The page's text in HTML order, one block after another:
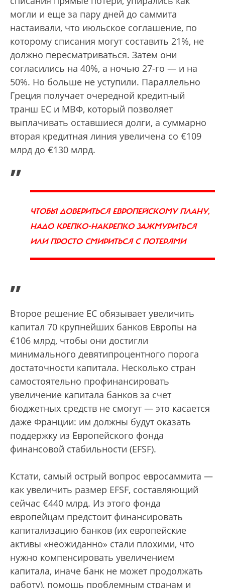
могли и еще за пару дней до саммита
настаивали, что июльское соглашение, по
которому списания могут составить 21%, не
должно пересматриваться. Затем они
согласились на 40%, а ночью 27-го — и на
50%. Но больше не уступили. Параллельно
Греция получает очередной кредитный
транш ЕС и МВФ, который позволяет
выплачивать оставшиеся долги, а суммарно
вторая кредитная линия увеличена со €109
млрд до €130 млрд.
„
ЧТОБЫ ДОВЕРИТЬСЯ ЕВРОПЕЙСКОМУ ПЛАНУ,
НАДО КРЕПКО-НАКРЕПКО ЗАЖМУРИТЬСЯ
ИЛИ ПРОСТО СМИРИТЬСЯ С ПОТЕРЯМИ
”
Второе решение ЕС обязывает увеличить
капитал 70 крупнейших банков Европы на
€106 млрд, чтобы они достигли
минимального девятипроцентного порога
достаточности капитала. Несколько стран
самостоятельно профинансировать
увеличение капитала банков за счет
бюджетных средств не смогут — это касается
даже Франции: им должны будут оказать
поддержку из Европейского фонда
финансовой стабильности (EFSF).
Кстати, самый острый вопрос евросаммита —
как увеличить размер EFSF, составляющий
сейчас €440 млрд. Из этого фонда
европейцам предстоит финансировать
капитализацию банков (их европейские
активы «неожиданно» стали плохими, что
нужно компенсировать увеличением
капитала, иначе банк не может продолжать
работу), помощь проблемным странам и